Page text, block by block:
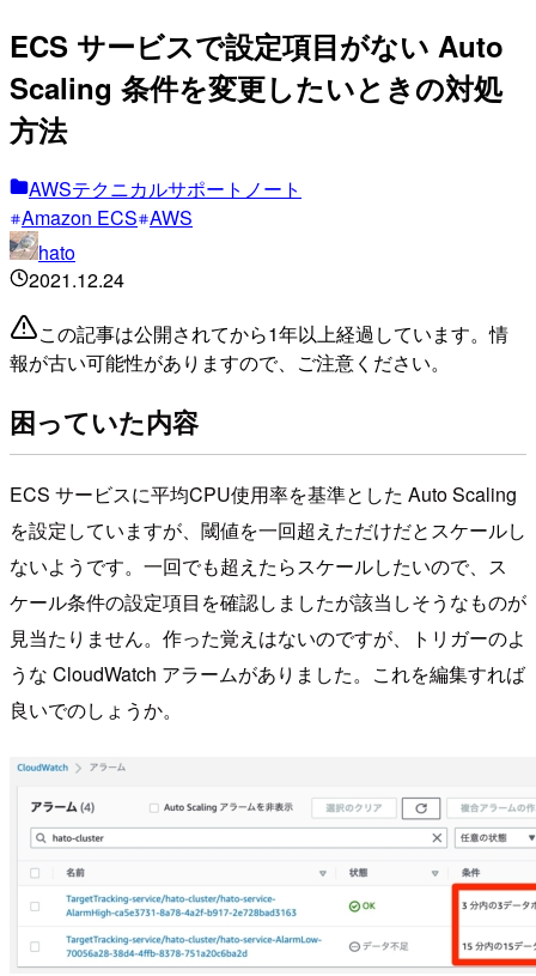
ECS サービスで設定項目がない Auto
Scaling 条件を変更したいときの対処
方法
AWSテクニカルサポートノート
Amazon ECS AWS
hato
2021.12.24
この記事は公開されてから1年以上経過しています。情
報が古い可能性がありますので、ご注意ください。
困っていた内容
ECS サービスに平均CPU使用率を基準とした Auto Scaling
を設定していますが、閾値を一回超えただけだとスケールし
ないようです。一回でも超えたらスケールしたいので、ス
ケール条件の設定項目を確認しましたが該当しそうなものが
見当たりません。作った覚えはないのですが、トリガーのよ
うな CloudWatch アラームがありました。これを編集すれば
良いでのしょうか。